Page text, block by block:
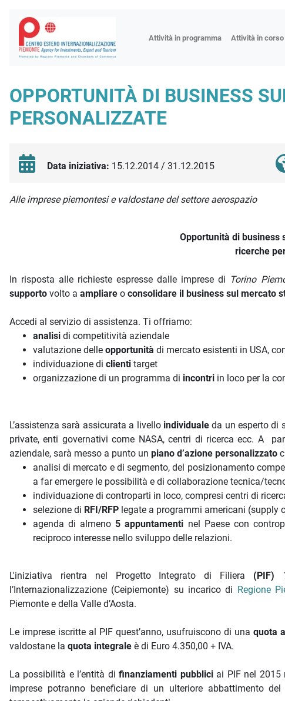
Attività in programma Attività in corso
Fiere
Workshop
Focus settoriali
OPPORTUNITÀ DI BUSINESS
PERSONALIZZATE
Data iniziativa: 15.12.2014 / 31.12.2015
Descrizione iniziativa
Alle imprese piemontesi e valdostane del settore aerospazio
Opportunità di business
ricerche
In risposta alle richieste espresse dalle imprese di Torino
supporto volto a ampliare o consolidare il business sul mercato
Accedi al servizio di assistenza. Ti offriamo:
analisi di competitività aziendale
valutazione delle opportunità di mercato esistenti in USA,
individuazione di clienti target
organizzazione di un programma di incontri in loco per la
L’assistenza sarà assicurata a livello individualeda un esperto di
private, enti governativi come NASA, centri di ricerca ecc. A
aziendale, sarà messo a punto un piano d’azione personalizzato
analisi di mercato e di segmento, del posizionamento
a far emergere le possibilità e di collaborazione tecnica/
individuazione di controparti in loco, compresi centri di
selezione di RFI/RFP legate a programmi americani (supply
agenda di almeno 5 appuntamenti nel Paese con
reciproco interesse nello sviluppo delle relazioni.
L'iniziativa rientra nel Progetto Integrato di Filiera (PIF)
l’Internazionalizzazione (Ceipiemonte) su incarico di Regione
Piemonte e della Valle d’Aosta.
Le imprese iscritte al PIF quest’anno, usufruiscono di una quota
valdostane la quota integrale è di Euro 4.350,00 + IVA.
La possibilità e l’entità difinanziamenti pubblici ai PIF nel
imprese potranno beneficiare di un ulteriore abbattimento